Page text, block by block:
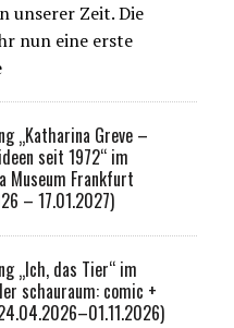
unserer Zeit. Die
nun eine erste
„Katharina Greve –
seit 1972“ im
Museum Frankfurt
– 17.01.2027)
„Ich, das Tier“ im
schauraum: comic +